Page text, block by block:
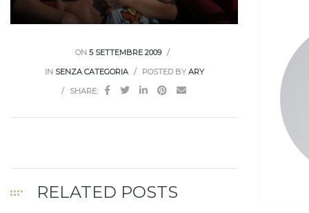
ON 5 SETTEMBRE 2009
IN SENZA CATEGORIA POSTED BY ARY
SHARE:
RELATED POSTS